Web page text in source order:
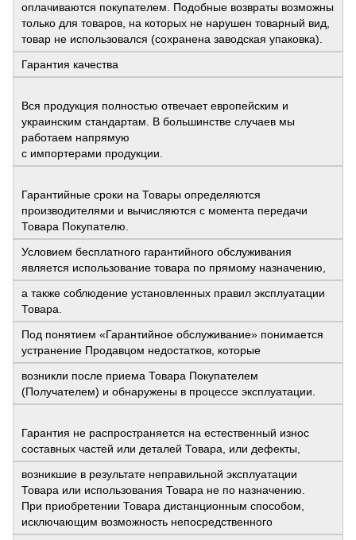
оплачиваются покупателем. Подобные возвраты возможны
только для товаров, на которых не нарушен товарный вид,
товар не использовался (сохранена заводская упаковка).
Гарантия качества
Вся продукция полностью отвечает европейским и
украинским стандартам. В большинстве случаев мы
работаем напрямую
с импортерами продукции.
Гарантийные сроки на Товары определяются
производителями и вычисляются с момента передачи
Товара Покупателю.
Условием бесплатного гарантийного обслуживания
является использование товара по прямому назначению,
а также соблюдение установленных правил эксплуатации
Товара.
Под понятием «Гарантийное обслуживание» понимается
устранение Продавцом недостатков, которые
возникли после приема Товара Покупателем
(Получателем) и обнаружены в процессе эксплуатации.
Гарантия не распространяется на естественный износ
составных частей или деталей Товара, или дефекты,
возникшие в результате неправильной эксплуатации
Товара или использования Товара не по назначению.
При приобретении Товара дистанционным способом,
исключающим возможность непосредственного